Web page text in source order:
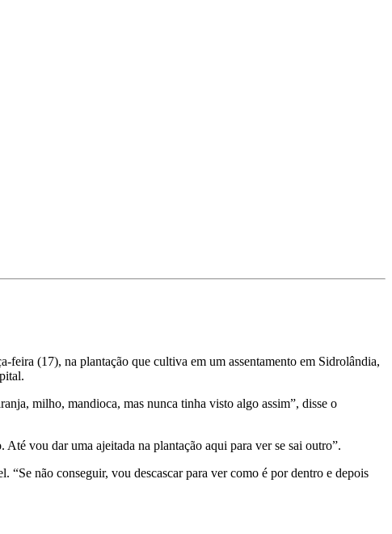
(17), na plantação que cultiva em um assentamento em Sidrolândia,
milho, mandioca, mas nunca tinha visto algo assim”, disse o
vou dar uma ajeitada na plantação aqui para ver se sai outro”.
“Se não conseguir, vou descascar para ver como é por dentro e depois